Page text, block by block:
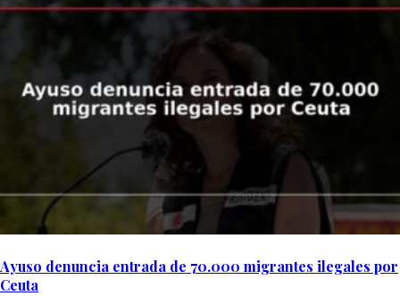
Ayuso denuncia entrada de 70.000 migrantes ilegales por
Ceuta